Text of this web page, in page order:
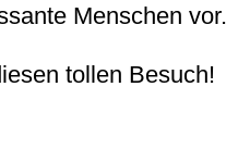
Menschen vor.
tollen Besuch!